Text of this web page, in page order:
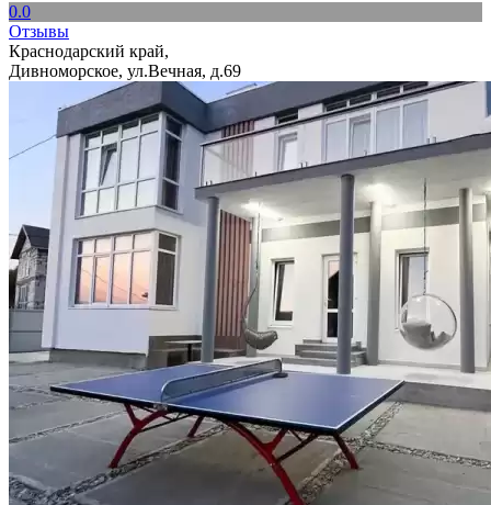
0.0
Отзывы
Краснодарский край,
Дивноморское, ул.Вечная, д.69